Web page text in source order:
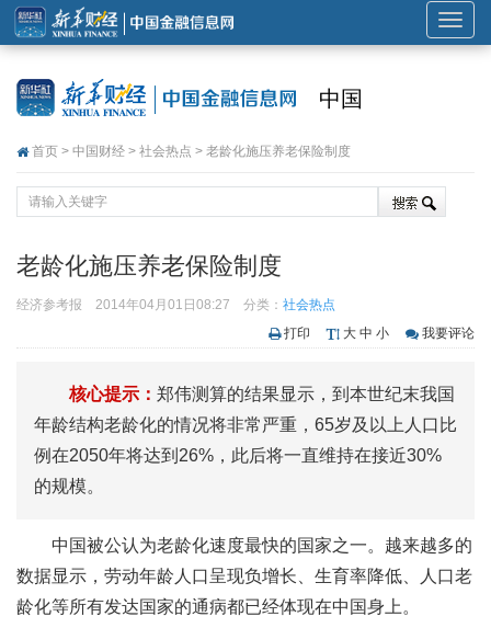
展
开
中国
首页 > 中国财经 > 社会热点 > 老龄化施压养老保险制度
老龄化施压养老保险制度
经济参考报 2014年04月01日08:27 分类： 社会热点
打印
大 中 小 我要评论
核心提示： 郑伟测算的结果显示，到本世纪末我国
年龄结构老龄化的情况将非常严重，65岁及以上人口比
例在2050年将达到26%，此后将一直维持在接近30%
的规模。
中国被公认为老龄化速度最快的国家之一。越来越多的
数据显示，劳动年龄人口呈现负增长、生育率降低、人口老
龄化等所有发达国家的通病都已经体现在中国身上。